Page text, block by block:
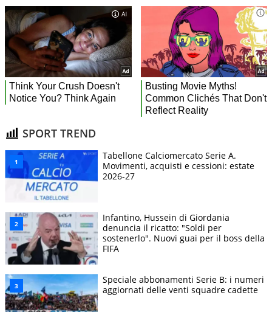
SPORT TREND
Tabellone Calciomercato Serie A.
Movimenti, acquisti e cessioni: estate
2026-27
Infantino, Hussein di Giordania
denuncia il ricatto: "Soldi per
sostenerlo". Nuovi guai per il boss della
FIFA
Speciale abbonamenti Serie B: i numeri
aggiornati delle venti squadre cadette